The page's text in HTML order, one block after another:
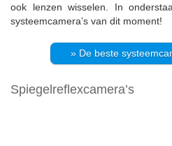
ook lenzen wisselen. In
systeemcamera’s van dit moment!
» De beste
Spiegelreflexcamera’s